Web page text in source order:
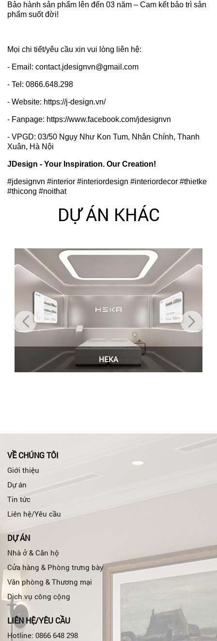
Bảo hành sản phẩm lên đến 03 năm – Cam kết bảo trì sản
phẩm suốt đời!
Mọi chi tiết/yêu cầu xin vui lòng liên hệ:
- Email: contact.jdesignvn@gmail.com
- Tel: 0866.648.298
- Website: https://j-design.vn/
- Fanpage: https://www.facebook.com/jdesignvn
- VPGD: 03/50 Ngụy Như Kon Tum, Nhân Chính, Thanh
Xuân, Hà Nội
JDesign - Your Inspiration. Our Creation!
#jdesignvn #interior #interiordesign #interiordecor #thietke
#thicong #noithat
DỰ ÁN KHÁC
HEKA
VỀ CHÚNG TÔI
Giới thiệu
Dự án
Tin tức
Liên hệ/Yêu cầu
DỰ ÁN
Nhà ở & Căn hộ
Cửa hàng & Phòng trưng bày
Văn phòng & Thương mại
Dịch vụ công cộng
LIÊN HỆ/YÊU CẦU
Hotline: 0866 648 298